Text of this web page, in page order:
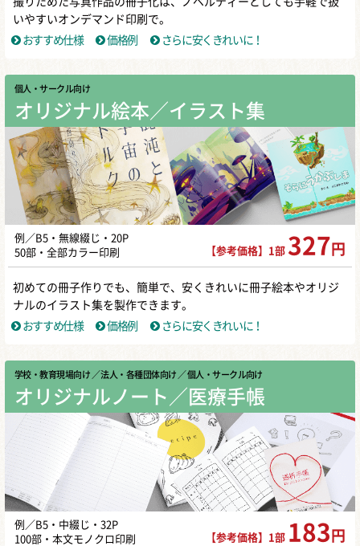
いやすいオンデマンド印刷で。
おすすめ仕様
価格例 さらに安くきれいに！
個人・サークル向け
オリジナル絵本／イラスト集
例／B5・無線綴じ・20P
50部・全部カラー印刷
【参考価格】1部 327 円
初めての冊子作りでも、簡単で、安くきれいに冊子絵本やオリジ
ナルのイラスト集を製作できます。
おすすめ仕様
価格例 さらに安くきれいに！
学校・教育現場向け ／ 法人・各種団体向け ／ 個人・サークル向け
オリジナルノート／医療手帳
例／B5・中綴じ・32P
100部・本文モノクロ印刷
【参考価格】1部 183 円